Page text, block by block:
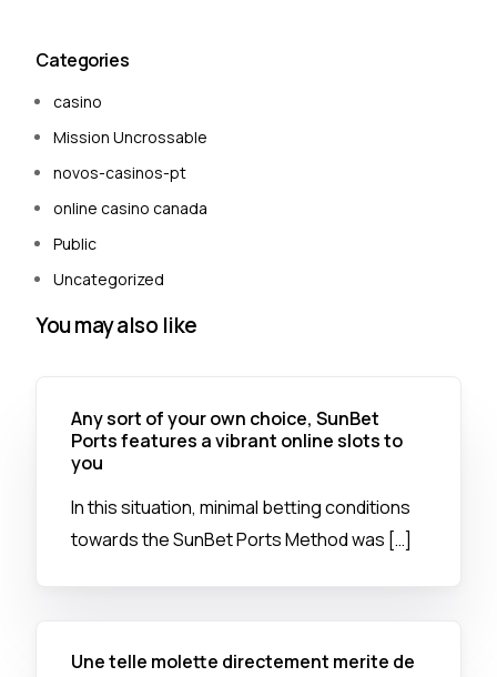
Categories
casino
Mission Uncrossable
novos-casinos-pt
online casino canada
Public
Uncategorized
You may also like
Any sort of your own choice, SunBet
Ports features a vibrant online slots to
you
In this situation, minimal betting conditions
towards the SunBet Ports Method was […]
Une telle molette directement merite de